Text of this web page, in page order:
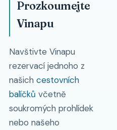
Prozkoumejte
Vinapu
Navštivte Vinapu
rezervací jednoho z
našich cestovních
balíčků včetně
soukromých prohlídek
nebo našeho